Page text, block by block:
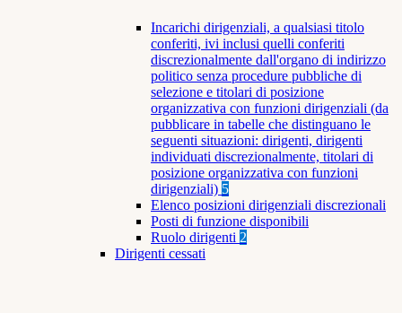
Incarichi dirigenziali, a qualsiasi titolo
conferiti, ivi inclusi quelli conferiti
discrezionalmente dall'organo di indirizzo
politico senza procedure pubbliche di
selezione e titolari di posizione
organizzativa con funzioni dirigenziali (da
pubblicare in tabelle che distinguano le
seguenti situazioni: dirigenti, dirigenti
individuati discrezionalmente, titolari di
posizione organizzativa con funzioni
dirigenziali) 5
Elenco posizioni dirigenziali discrezionali
Posti di funzione disponibili
Ruolo dirigenti 2
Dirigenti cessati